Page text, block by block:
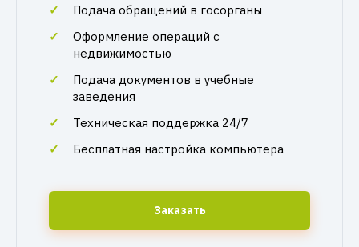
Подача обращений в госорганы
Оформление операций с
недвижимостью
Подача документов в учебные
заведения
Техническая поддержка 24/7
Бесплатная настройка компьютера
Заказать